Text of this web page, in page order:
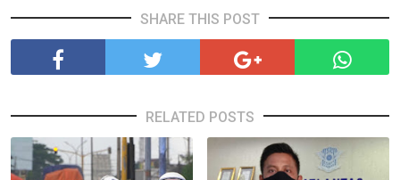
SHARE THIS POST
RELATED POSTS